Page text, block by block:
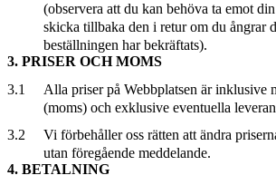
(observera att du kan behöva ta emot
skicka tillbaka den i retur om du ångrar
beställningen har bekräftats).
3. PRISER OCH MOMS
3.1
Alla priser på Webbplatsen är inklusive
(moms) och exklusive eventuella
3.2
Vi förbehåller oss rätten att ändra
utan föregående meddelande.
4. BETALNING